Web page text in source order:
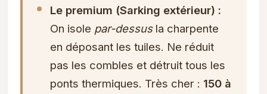
Le premium (Sarking extérieur) :
On isole par-dessusla charpente
en déposant les tuiles. Ne réduit
pas les combles et détruit tous les
ponts thermiques. Très cher : 150 à